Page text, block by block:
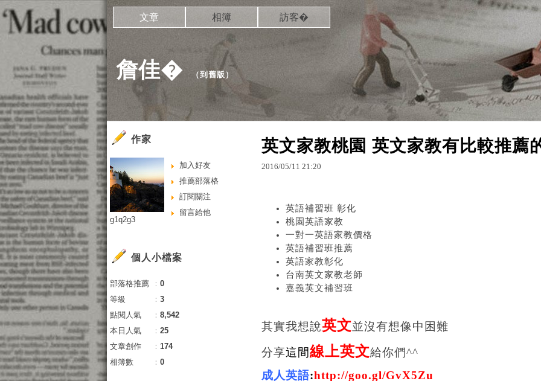
詹佳� （到舊版 ）
文章 相簿 訪客�
英文家教桃園 英文家教有比較推薦
2016/05/11 21:20
英語補習班 彰化
桃園英語家教
一對一英語家教價格
英語補習班推薦
英語家教彰化
台南英文家教老師
嘉義英文補習班
其實我想說英文並沒有想像中困難
分享這間線上英文給你們^^
成人英語:http://goo.gl/GvX5Zu
作家
加入好友
推薦部落格
訂閱關注
留言給他
g1q2g3
個人小檔案
部落格推薦 ： 0
等級
： 3
點閱人氣
： 8,542
本日人氣
： 25
文章創作
： 174
相簿數
： 0